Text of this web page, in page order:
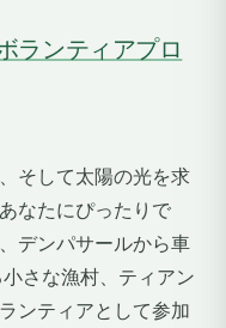
ランティアプロ
そして太陽の光を求
なたにぴったりで
デンパサールから車
さな漁村、ティアン
ンティアとして参加